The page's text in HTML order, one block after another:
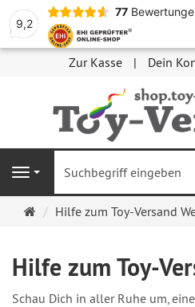
9,2
77
Zur Kasse Dein
Navigation
Startseite
Hilfe zum Toy-Versand
Hilfe zum Toy-
Schau Dich in aller Ruhe um,